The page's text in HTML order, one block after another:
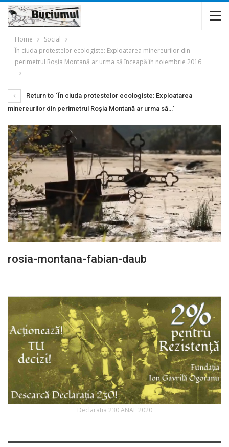
Home
Social
În ciuda protestelor ecologiste: Exploatarea minereurilor din
perimetrul Roşia Montană ar urma să înceapă în noiembrie 2016
Return to "În ciuda protestelor ecologiste: Exploatarea
minereurilor din perimetrul Roşia Montană ar urma să…"
rosia-montana-fabian-daub
Declaratia 230 ANAF 2020